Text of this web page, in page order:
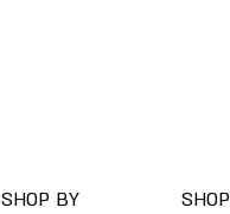
SHOP BY SHOP